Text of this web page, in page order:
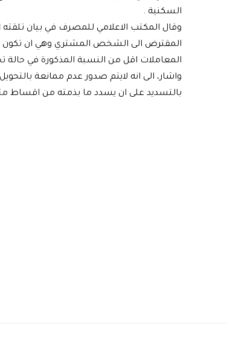
السكنية .
وقال المكتب الاعلامي للمصرف في بيان
المعاملات اقل من النسبة المذكورة في
واشار، الى انه لايتم صدور عدم ممانعة
بالتسديد على ان يسدد ما بذمته من اقساط